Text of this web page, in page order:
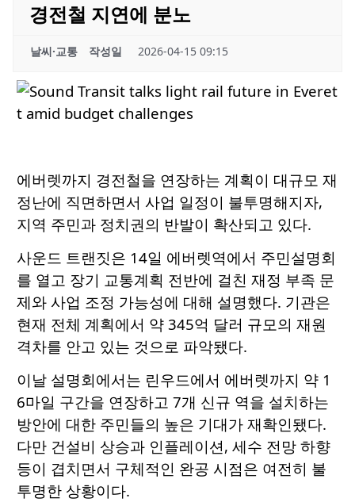
경전철 지연에 분노
날씨·교통 작성일 2026-04-15 09:15
에버렛까지 경전철을 연장하는 계획이 대규모 재
정난에 직면하면서 사업 일정이 불투명해지자,
지역 주민과 정치권의 반발이 확산되고 있다.
사운드 트랜짓은 14일 에버렛역에서 주민설명회
를 열고 장기 교통계획 전반에 걸친 재정 부족 문
제와 사업 조정 가능성에 대해 설명했다. 기관은
현재 전체 계획에서 약 345억 달러 규모의 재원
격차를 안고 있는 것으로 파악됐다.
이날 설명회에서는 린우드에서 에버렛까지 약 1
6마일 구간을 연장하고 7개 신규 역을 설치하는
방안에 대한 주민들의 높은 기대가 재확인됐다.
다만 건설비 상승과 인플레이션, 세수 전망 하향
등이 겹치면서 구체적인 완공 시점은 여전히 불
투명한 상황이다.